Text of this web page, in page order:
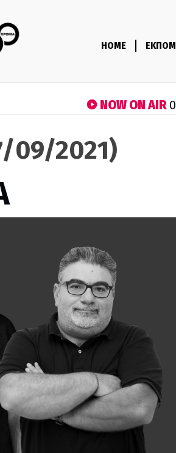
HOME
NOW ON AIR
09/2021)